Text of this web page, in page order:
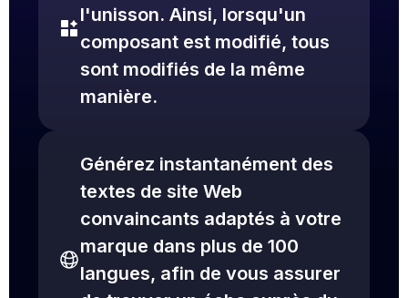
l'unisson. Ainsi, lorsqu'un
composant est modifié, tous
sont modifiés de la même
manière.
Générez instantanément des
textes de site Web
convaincants adaptés à votre
marque dans plus de 100
langues, afin de vous assurer